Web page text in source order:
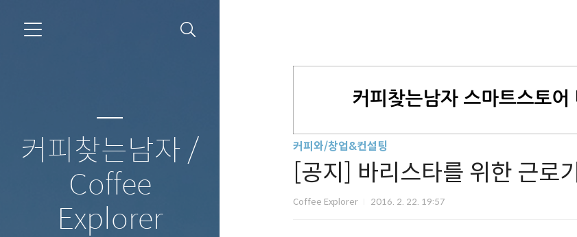
커피찾는남자 /
Coffee
Explorer
커피와/창업&컨설팅
[공지] 바리스타를 위한 근로
Coffee Explorer 2016. 2. 22. 19:57